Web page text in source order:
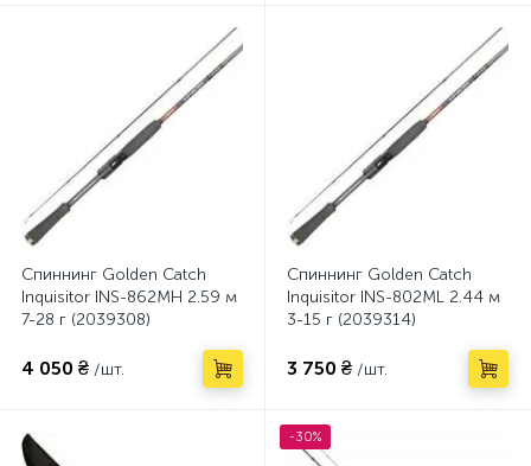
Спиннинг Golden Catch
Inquisitor INS-862MH 2.59 м
7-28 г (2039308)
4 050 ₴ /шт.
Спиннинг Golden Catch
Inquisitor INS-802ML 2.44 м
3-15 г (2039314)
3 750 ₴ /шт.
-30%